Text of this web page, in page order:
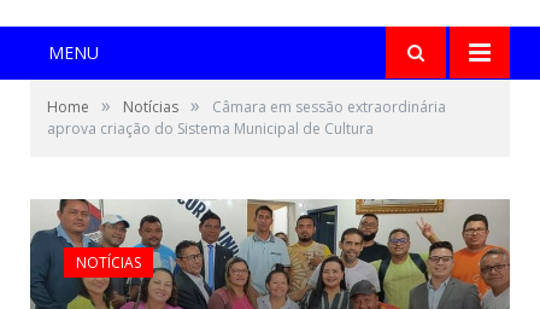
MENU
Home » Notícias »
Câmara em sessão extraordinária
aprova criação do Sistema Municipal de Cultura
NOTÍCIAS